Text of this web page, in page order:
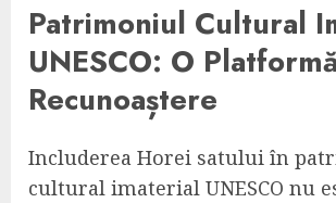
Patrimoniul Cultural
UNESCO: O
Recunoaștere
Includerea Horei satului în
cultural imaterial UNESCO nu